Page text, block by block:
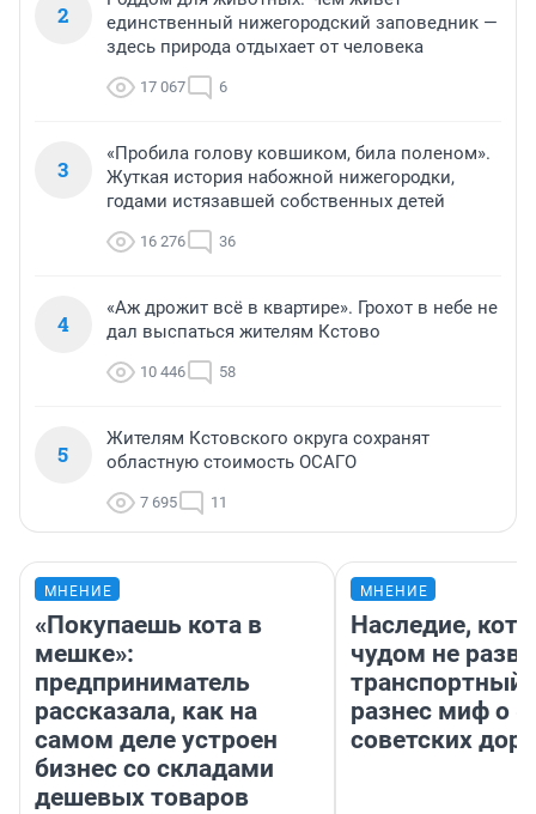
2
единственный нижегородский заповедник —
здесь природа отдыхает от человека
17 067 6
3
«Пробила голову ковшиком, била поленом».
Жуткая история набожной нижегородки,
годами истязавшей собственных детей
16 276 36
4
«Аж дрожит всё в квартире». Грохот в небе не
дал выспаться жителям Кстово
10 446 58
5
Жителям Кстовского округа сохранят
областную стоимость ОСАГО
7 695 11
МНЕНИЕ
«Покупаешь кота в
мешке»:
предприниматель
рассказала, как на
самом деле устроен
бизнес со складами
дешевых товаров
МНЕНИЕ
Наследие,
чудом не
транспортный
разнес миф о
советских